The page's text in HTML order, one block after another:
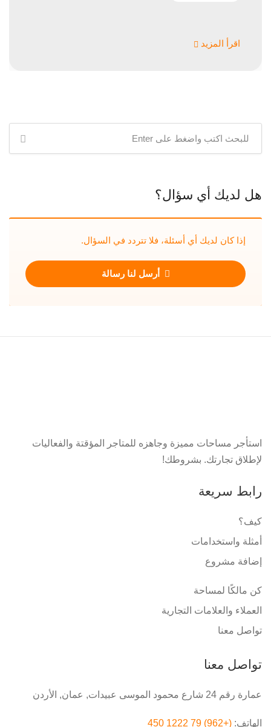
اقرأ المزيد
هل لديك أي سؤال؟
إذا كان لديك أي أسئلة، فلا تتردد في السؤال.
أرسل لنا رسالة
استأجر مساحات مميزة وجاهزه للمتاجر المؤقتة والفعاليات
لإطلاق تجارتك. بشروطك!
رابط سريعة
كيف؟
أمثلة واستخدامات
إضافة مشروع
كن مالكًا لمساحة
العملاء والعلامات التجارية
تواصل معنا
تواصل معنا
عمارة رقم 24 شارع محمود الموسى عبيدات, عمان, الأردن
الهاتف: (+962) 79 1222 450